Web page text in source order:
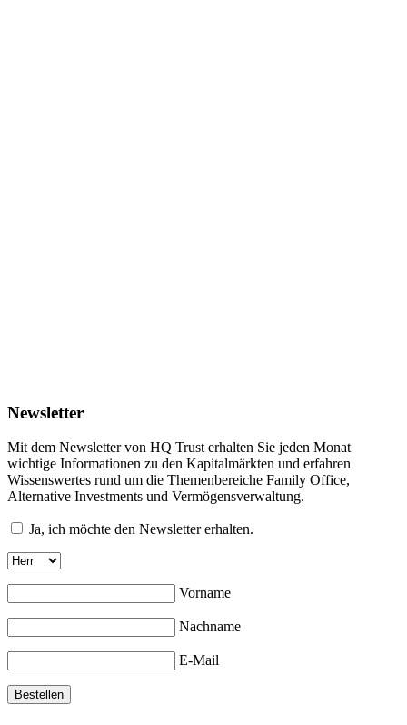
Newsletter
Mit dem Newsletter von HQ Trust erhalten Sie jeden Monat
wichtige Informationen zu den Kapitalmärkten und erfahren
Wissenswertes rund um die Themenbereiche Family Office,
Alternative Investments und Vermögensverwaltung.
Ja, ich möchte den Newsletter erhalten.
Vorname
Nachname
E-Mail